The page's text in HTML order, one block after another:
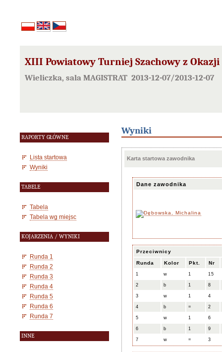
XIII Powiatowy Turniej Szachowy z Okazji
Wieliczka, sala MAGISTRAT 2013-12-07/2013-12-07
RAPORTY GŁÓWNE
Lista startowa
Wyniki
TABELE
Tabela
Tabela wg miejsc
KOJARZENIA / WYNIKI
Runda 1
Runda 2
Runda 3
Runda 4
Runda 5
Runda 6
Runda 7
INNE
Wyniki
Karta startowa zawodnika
Dane zawodnika
Przeciwnicy
Runda Kolor Pkt. Nr
1 w 1 15
2 b 1 8
3 w 1 4
4 b = 2
5 w 1 6
6 b 1 9
7 w = 3